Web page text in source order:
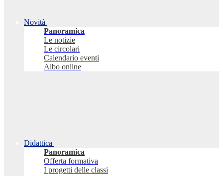
Novità
Panoramica
Le notizie
Le circolari
Calendario eventi
Albo online
Didattica
Panoramica
Offerta formativa
I progetti delle classi